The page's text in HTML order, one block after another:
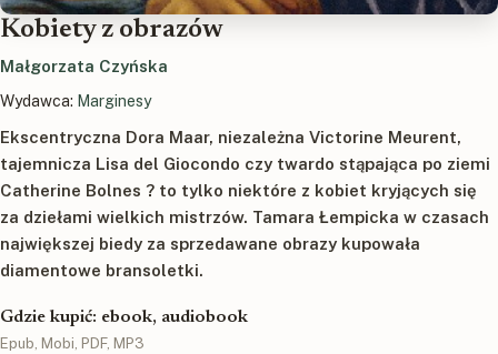
Kobiety z obrazów
Małgorzata Czyńska
Wydawca: Marginesy
Ekscentryczna Dora Maar, niezależna Victorine Meurent,
tajemnicza Lisa del Giocondo czy twardo stąpająca po ziemi
Catherine Bolnes ? to tylko niektóre z kobiet kryjących się
za dziełami wielkich mistrzów. Tamara Łempicka w czasach
największej biedy za sprzedawane obrazy kupowała
diamentowe bransoletki.
Gdzie kupić: ebook, audiobook
Epub, Mobi, PDF, MP3